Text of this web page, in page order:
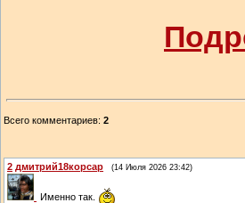
Всего комментариев: 2
2 дмитрий18корсар (14 Июля 2026 23:42)
Именно так.